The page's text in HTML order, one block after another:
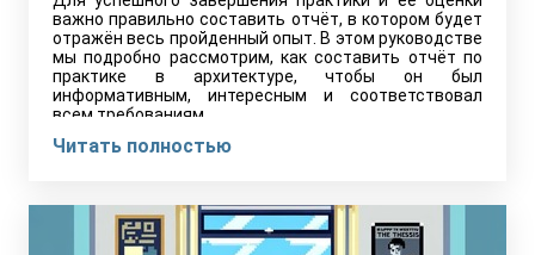
важно правильно составить отчёт, в котором будет
отражён весь пройденный опыт. В этом руководстве
мы подробно рассмотрим, как составить отчёт по
практике в архитектуре, чтобы он был
информативным, интересным и соответствовал
всем требованиям.
Читать полностью